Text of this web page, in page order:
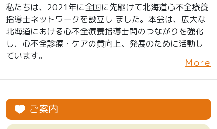
私たちは、2021年に全国に先駆けて北海道心不全療養
指導士ネットワークを設立し ました。本会は、広大な
北海道における心不全療養指導士間のつながりを強化
し、心不全診療・ケアの質向上、発展のために活動し
ています。
More
ご案内